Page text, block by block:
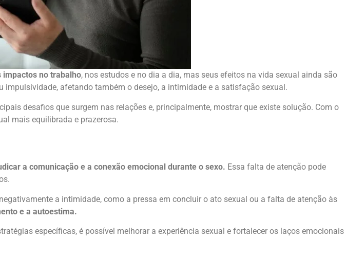
impactos no trabalho, nos estudos e no dia a dia, mas seus efeitos na vida sexual ainda são
afetando também o desejo, a intimidade e a satisfação sexual.
desafios que surgem nas relações e, principalmente, mostrar que existe solução. Com o
mais equilibrada e prazerosa.
a comunicação e a conexão emocional durante o sexo. Essa falta de atenção pode
a intimidade, como a pressa em concluir o ato sexual ou a falta de atenção às
e a autoestima.
específicas, é possível melhorar a experiência sexual e fortalecer os laços emocionais